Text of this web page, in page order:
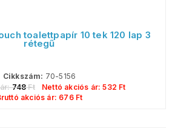
toalettpapír 10 tek 120 lap 3
rétegű
Cikkszám: 70-5156
748Ft Nettó akciós ár: 532 Ft
akciós ár: 676Ft